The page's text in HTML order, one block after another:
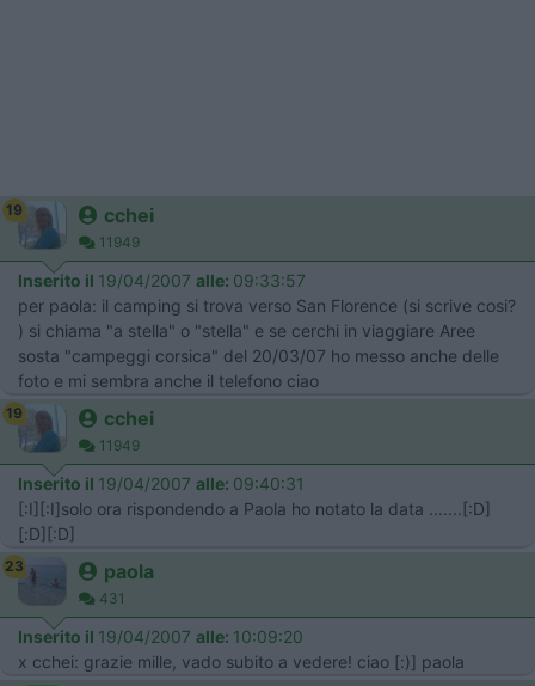
19 cchei
11949
Inserito il 19/04/2007 alle: 09:33:57
per paola: il camping si trova verso San Florence (si scrive cosi?
) si chiama "a stella" o "stella" e se cerchi in viaggiare Aree
sosta "campeggi corsica" del 20/03/07 ho messo anche delle
foto e mi sembra anche il telefono ciao
19 cchei
11949
Inserito il 19/04/2007 alle: 09:40:31
[:I][:I]solo ora rispondendo a Paola ho notato la data .......[:D]
[:D][:D]
23 paola
431
Inserito il 19/04/2007 alle: 10:09:20
x cchei: grazie mille, vado subito a vedere! ciao [:)] paola